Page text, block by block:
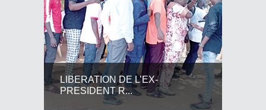
LIBERATION DE L’EX-
PRESIDENT R...